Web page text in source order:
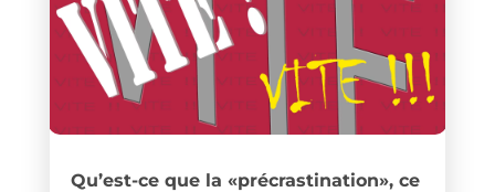
Qu’est-ce que la «précrastination», ce